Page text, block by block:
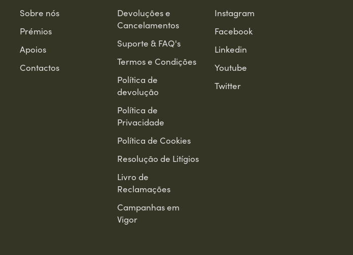
Sobre nós
Prémios
Apoios
Contactos
Devoluções e
Cancelamentos
Suporte & FAQ's
Termos e Condições
Política de
devolução
Política de
Privacidade
Política de Cookies
Resolução de Litígios
Livro de
Reclamações
Campanhas em
Vigor
Instagram
Facebook
Linkedin
Youtube
Twitter